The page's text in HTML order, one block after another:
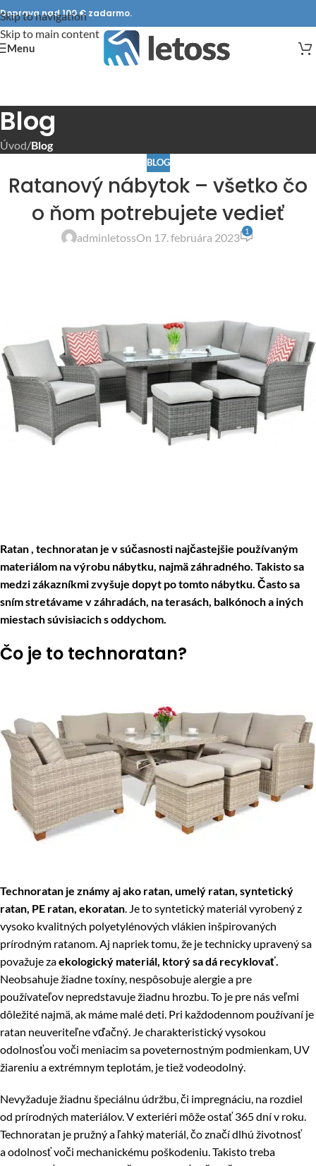
Skip to navigation
Skip to main content
Doprava nad 100 € zadarmo.
Menu
Blog
Úvod/Blog
BLOG
Ratanový nábytok – všetko čo
o ňom potrebujete vedieť
adminletossOn 17. februára 2023 1
Ratan , technoratan je v súčasnosti najčastejšie používaným
materiálom na výrobu nábytku, najmä záhradného. Takisto sa
medzi zákazníkmi zvyšuje dopyt po tomto nábytku. Často sa
sním stretávame v záhradách, na terasách, balkónoch a iných
miestach súvisiacich s oddychom.
Čo je to technoratan?
Technoratan je známy aj ako ratan, umelý ratan, syntetický
ratan, PE ratan, ekoratan. Je to syntetický materiál vyrobený z
vysoko kvalitných polyetylénových vlákien inšpirovaných
prírodným ratanom. Aj napriek tomu, že je technicky upravený sa
považuje zaekologický materiál, ktorý sa dá recyklovať.
Neobsahuje žiadne toxíny, nespôsobuje alergie a pre
používateľov nepredstavuje žiadnu hrozbu. To je pre nás veľmi
dôležité najmä, ak máme malé deti. Pri každodennom používaní je
ratan neuveriteľne vďačný. Je charakteristický vysokou
odolnosťou voči meniacim sa poveternostným podmienkam, UV
žiareniu a extrémnym teplotám, je tiež vodeodolný.
Nevyžaduje žiadnu špeciálnu údržbu, či impregnáciu, na rozdiel
od prírodných materiálov. V exteriéri môže ostať 365 dní v roku.
Technoratan je pružný a ľahký materiál, čo značí dlhú životnosť
a odolnosť voči mechanickému poškodeniu. Takisto treba